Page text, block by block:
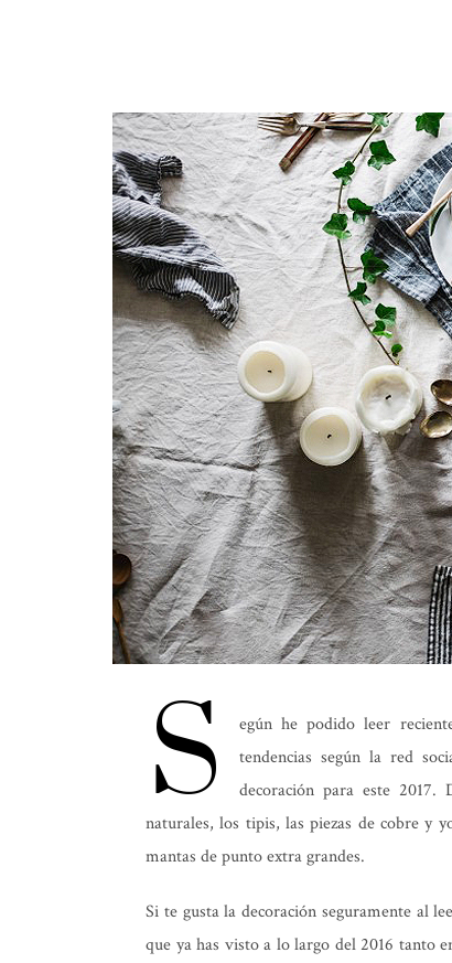
S
egún he podido leer
tendencias según la red
decoración para este
naturales, los tipis, las piezas de cobre y
mantas de punto extra grandes.
Si te gusta la decoración seguramente al
que ya has visto a lo largo del 2016 tanto